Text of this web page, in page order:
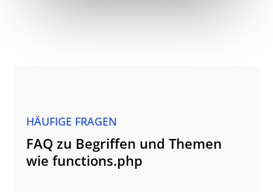
HÄUFIGE FRAGEN
FAQ zu Begriffen und Themen
wie functions.php